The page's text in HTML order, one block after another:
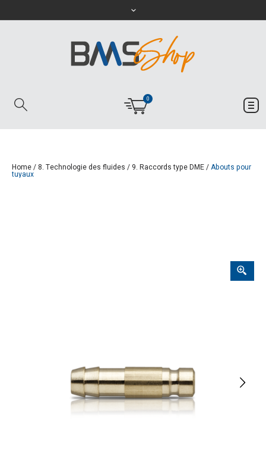
0
Home/8. Technologie des fluides / 9. Raccords type DME/Abouts pour
tuyaux